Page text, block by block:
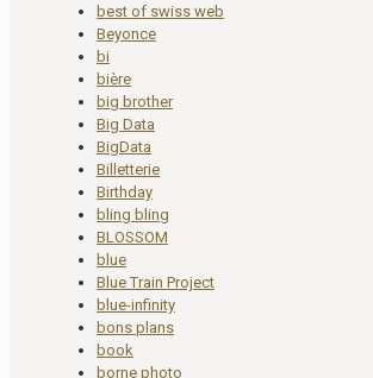
best of swiss web
Beyonce
bi
bière
big brother
Big Data
BigData
Billetterie
Birthday
bling bling
BLOSSOM
blue
Blue Train Project
blue-infinity
bons plans
book
borne photo